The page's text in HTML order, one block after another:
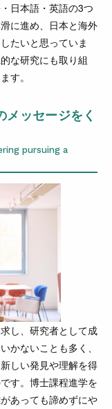
日本語・英語の3つ
に進め、日本と海外
たいと思っていま
な研究にも取り組
す。
ッセージをく
pursuing a
し、研究者として成
かないことも多く、
しい発見や理解を得
す。博士課程進学を
あっても諦めずにや